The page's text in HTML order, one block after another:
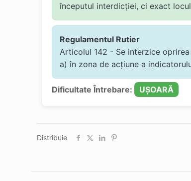
începutul interdicției, ci exact
Regulamentul Rutier
Articolul 142 - Se interzice
a) în zona de acţiune a
Dificultate Întrebare: UȘOARĂ
Distribuie